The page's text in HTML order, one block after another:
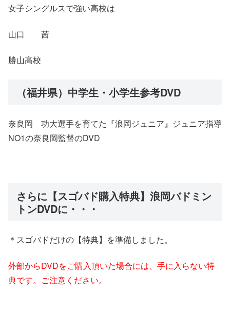
女子シングルスで強い高校は
山口 茜
勝山高校
（福井県）中学生・小学生参考DVD
奈良岡 功大選手を育てた『浪岡ジュニア』ジュニア指導
NO1の奈良岡監督のDVD
さらに【スゴバド購入特典】浪岡バドミン
トンDVDに・・・
＊スゴバドだけの【特典】を準備しました。
外部からDVDをご購入頂いた場合には、手に入らない特
典です。ご注意ください。